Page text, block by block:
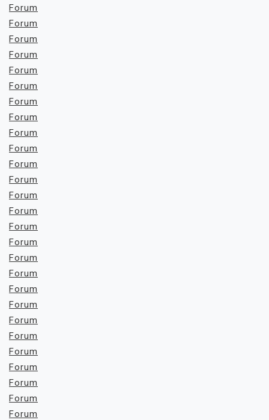
Forum
Forum
Forum
Forum
Forum
Forum
Forum
Forum
Forum
Forum
Forum
Forum
Forum
Forum
Forum
Forum
Forum
Forum
Forum
Forum
Forum
Forum
Forum
Forum
Forum
Forum
Forum